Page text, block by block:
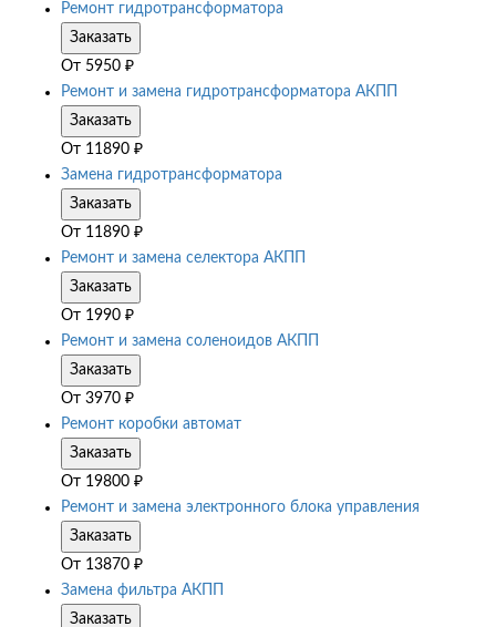
Ремонт гидротрансформатора
Заказать
От 5950 ₽
Ремонт и замена гидротрансформатора АКПП
Заказать
От 11890 ₽
Замена гидротрансформатора
Заказать
От 11890 ₽
Ремонт и замена селектора АКПП
Заказать
От 1990 ₽
Ремонт и замена соленоидов АКПП
Заказать
От 3970 ₽
Ремонт коробки автомат
Заказать
От 19800 ₽
Ремонт и замена электронного блока управления
Заказать
От 13870 ₽
Замена фильтра АКПП
Заказать